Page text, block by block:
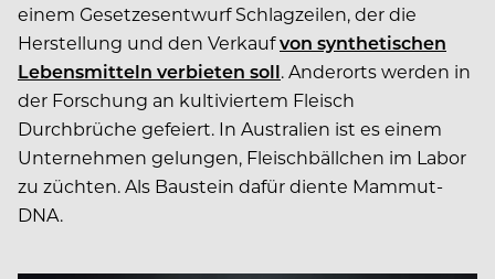
einem Gesetzesentwurf Schlagzeilen, der die
Herstellung und den Verkaufvon synthetischen
Lebensmitteln verbieten soll. Anderorts werden in
der Forschung an kultiviertem Fleisch
Durchbrüche gefeiert. In Australien ist es einem
Unternehmen gelungen, Fleischbällchen im Labor
zu züchten. Als Baustein dafür diente Mammut-
DNA.